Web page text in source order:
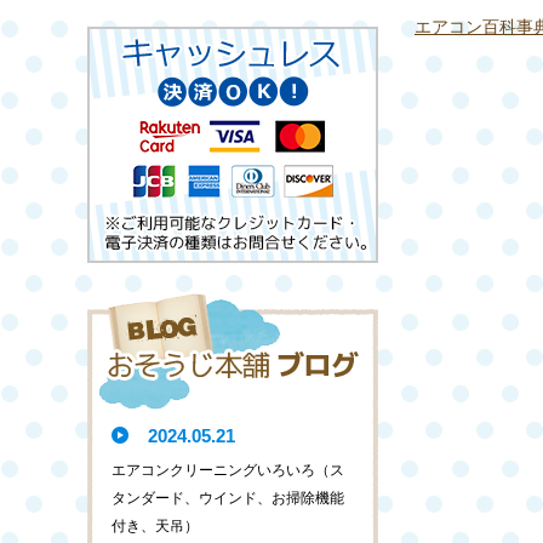
エアコン百科事
2024.05.21
エアコンクリーニングいろいろ（ス
タンダード、ウインド、お掃除機能
付き、天吊）